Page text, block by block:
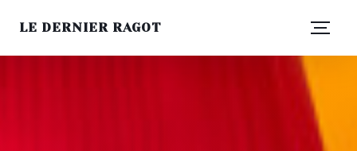
LE DERNIER RAGOT